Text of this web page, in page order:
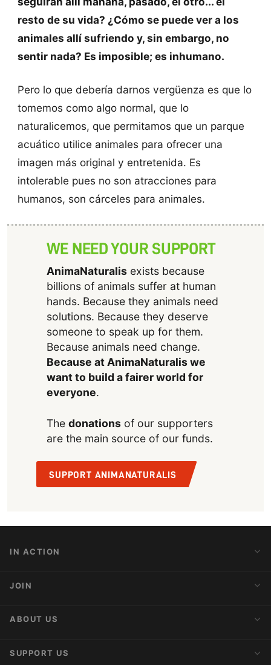
resto de su vida? ¿Cómo se puede ver a los
animales allí sufriendo y, sin embargo, no
sentir nada? Es imposible; es inhumano.
Pero lo que debería darnos vergüenza es que lo
tomemos como algo normal, que lo
naturalicemos, que permitamos que un parque
acuático utilice animales para ofrecer una
imagen más original y entretenida. Es
intolerable pues no son atracciones para
humanos, son cárceles para animales.
WE NEED YOUR SUPPORT
AnimaNaturalisexists because
billions of animals suffer at human
hands. Because they animals need
solutions. Because they deserve
someone to speak up for them.
Because animals need change.
Because at AnimaNaturalis we
want to build a fairer world for
everyone.
The donationsof our supporters
are the main source of our funds.
SUPPORT ANIMANATURALIS
IN ACTION
JOIN
Activist Network
ABOUT US
About AnimaNaturalis
SUPPORT US